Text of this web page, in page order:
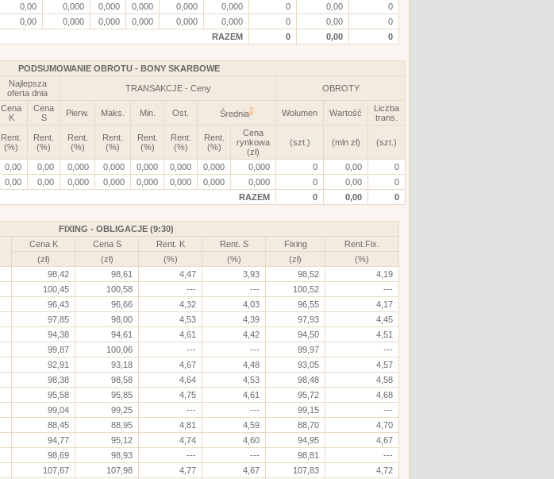
0,00 0,000 0,000 0,000 0,000 0,000 0 0,00
0
0,00 0,000 0,000 0,000 0,000 0,000 0 0,00
0
RAZEM
0 0,00 0
PODSUMOWANIE OBROTU - BONY SKARBOWE
Najlepsza
oferta dnia
TRANSAKCJE - Ceny OBROTY
Cena
K
Cena
S
Pierw. Maks. Min. Ost. Średnia3 Wolumen Wartość
Liczba
trans.
Rent.
(%)
Rent.
(%)
Rent.
(%)
Rent.
(%)
Rent.
(%)
Rent.
(%)
Rent.
(%)
Cena
rynkowa
(zł)
(szt.) (mln zł) (szt.)
0,00 0,00 0,000 0,000 0,000 0,000 0,000 0,000 0 0,00
0
0,00 0,00 0,000 0,000 0,000 0,000 0,000 0,000 0 0,00
0
RAZEM
0 0,00 0
FIXING - OBLIGACJE (9:30)
Cena K Cena S Rent. K Rent. S Fixing
Rent.Fix.
(zł)
(zł) (%) (%) (zł)
(%)
98,42 98,61 4,47 3,93 98,52
4,19
100,45 100,58 --- --- 100,52
---
96,43 96,66 4,32 4,03 96,55
4,17
97,85 98,00 4,53 4,39 97,93
4,45
94,38 94,61 4,61 4,42 94,50
4,51
99,87 100,06 --- --- 99,97
---
92,91 93,18 4,67 4,48 93,05
4,57
98,38 98,58 4,64 4,53 98,48
4,58
95,58 95,85 4,75 4,61 95,72
4,68
99,04 99,25 --- --- 99,15
---
88,45 88,95 4,81 4,59 88,70
4,70
94,77 95,12 4,74 4,60 94,95
4,67
98,69 98,93 --- --- 98,81
---
107,67 107,98 4,77 4,67 107,83
4,72